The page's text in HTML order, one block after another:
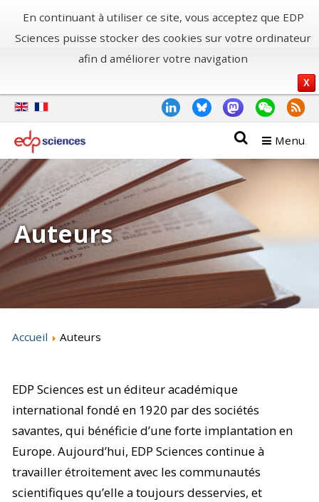
En continuant à utiliser ce site, vous acceptez que EDP
Sciences puisse stocker des cookies sur votre ordinateur
afin d améliorer votre navigation
X
Menu
Auteurs
Accueil Auteurs
EDP Sciences est un éditeur académique
international fondé en 1920 par des sociétés
savantes, qui bénéficie d’une forte implantation en
Europe. Aujourd’hui, EDP Sciences continue à
travailler étroitement avec les communautés
scientifiques qu’elle a toujours desservies, et